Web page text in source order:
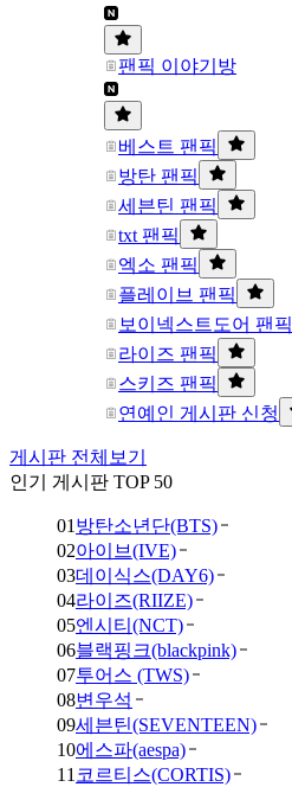
팬픽 이야기방
베스트 팬픽
방탄 팬픽
세븐틴 팬픽
txt 팬픽
엑소 팬픽
플레이브 팬픽
보이넥스트도어 팬픽
라이즈 팬픽
스키즈 팬픽
연예인 게시판 신청
게시판 전체보기
인기 게시판 TOP 50
01 방탄소년단(BTS)
02아이브(IVE)
03데이식스(DAY6)
04라이즈(RIIZE)
05엔시티(NCT)
06블랙핑크(blackpink)
07투어스 (TWS)
08변우석
09세븐틴(SEVENTEEN)
10에스파(aespa)
11 코르티스(CORTIS)